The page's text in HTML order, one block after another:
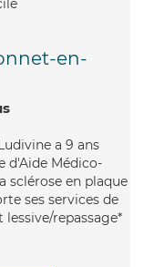
en-
a 9 ans
d'Aide Médico-
sclérose en plaque
ses services de
repassage*